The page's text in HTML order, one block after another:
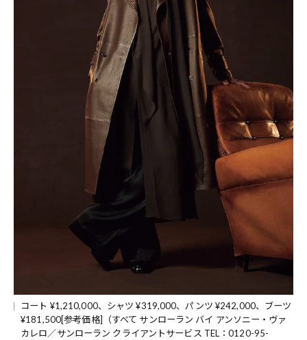
コート ¥1,210,000、シャツ ¥319,000、パンツ ¥242,000、ブーツ
¥181,500[参考価格]（すべて サンローラン バイ アンソニー・ヴァ
カレロ／サンローラン クライアントサービス TEL：0120-95-